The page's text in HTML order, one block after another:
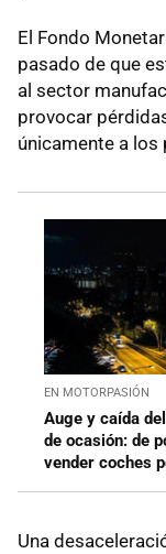
El Fondo
pasado de que
al sector
provocar
únicamente a los
EN MOTORPASIÓN
Auge y caída
de ocasión: de
vender coches
Una